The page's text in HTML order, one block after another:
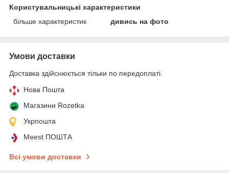
Користувальницькі характеристики
більше характеристик
дивись на фото
Умови доставки
Доставка здійснюється тільки по передоплаті.
Нова Пошта
Магазини Rozetka
Укрпошта
Meest ПОШТА
Всі умови доставки